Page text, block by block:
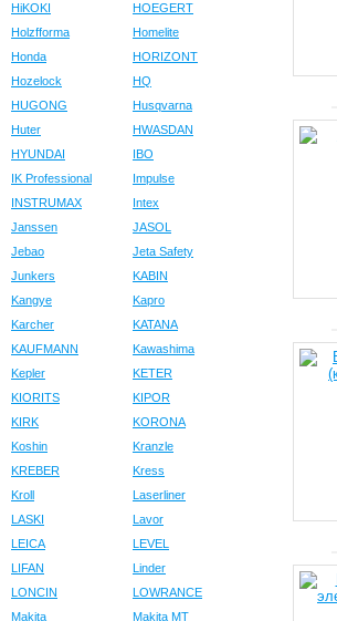
HiKOKI
HOEGERT
Holzfforma
Homelite
Honda
HORIZONT
Hozelock
HQ
HUGONG
Husqvarna
Huter
HWASDAN
HYUNDAI
IBO
IK Professional
Impulse
INSTRUMAX
Intex
Janssen
JASOL
Jebao
Jeta Safety
Junkers
KABIN
Kangye
Kapro
Karcher
KATANA
KAUFMANN
Kawashima
Kepler
KETER
KIORITS
KIPOR
KIRK
KORONA
Koshin
Kranzle
KREBER
Kress
Kroll
Laserliner
LASKI
Lavor
LEICA
LEVEL
LIFAN
Linder
LONCIN
LOWRANCE
Makita
Makita MT